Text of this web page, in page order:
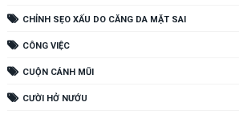
CHỈNH SẸO XẤU DO CĂNG DA MẶT SAI
CÔNG VIỆC
CUỘN CÁNH MŨI
CƯỜI HỞ NƯỚU